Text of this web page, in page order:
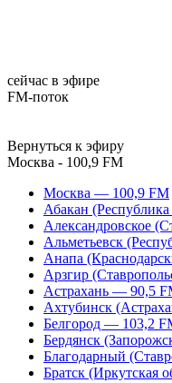
сейчас в эфире
FM-поток
Вернуться к эфиру
Москва - 100,9 FM
Москва — 100,9 FM
Абакан
Александровское
Альметьевск
Анапа
Арзгир
Астрахань — 90,5
Ахтубинск
Белгород — 103,2
Бердянск
Благодарный
Братск (Иркутская